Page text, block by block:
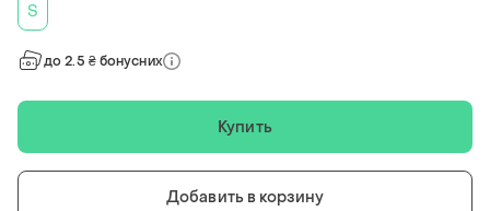
S
до 2.5 ₴ бонусних
Купить
Добавить в корзину